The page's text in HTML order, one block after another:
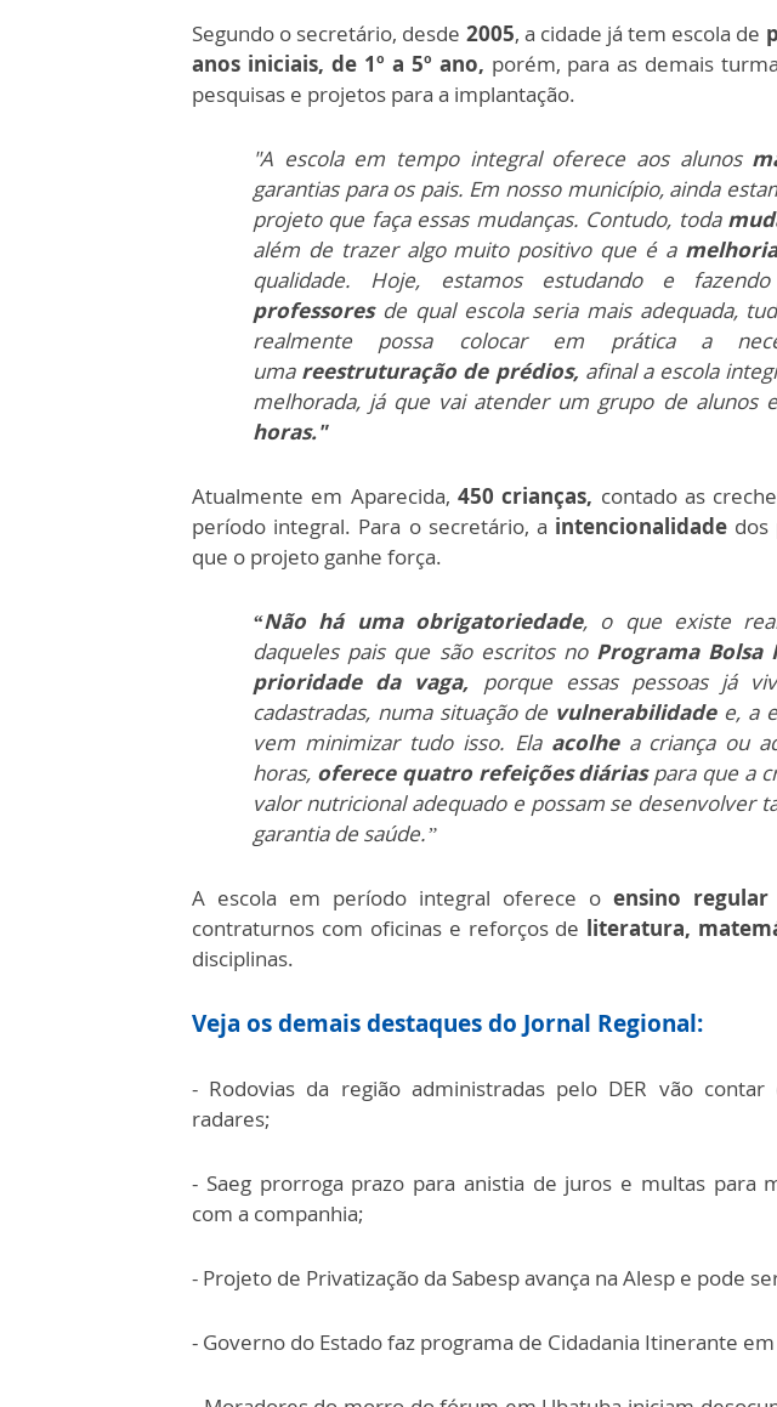
Segundo o secretário, desde 2005, a cidade já tem escola de
anos iniciais, de 1º a 5º ano, porém, para as demais
pesquisas e projetos para a implantação.
"A escola em tempo integral oferece aos alunos
garantias para os pais. Em nosso município, ainda
projeto que faça essas mudanças. Contudo, toda
além de trazer algo muito positivo que é a
qualidade. Hoje, estamos estudando e
professores de qual escola seria mais adequada,
realmente possa colocar em prática a
uma reestruturação de prédios, afinal a escola
melhorada, já que vai atender um grupo de alunos
horas."
Atualmente em Aparecida, 450 crianças, contado as
período integral. Para o secretário, a intencionalidade dos
que o projeto ganhe força.
“Não há uma obrigatoriedade, o que existe
daqueles pais que são escritos no Programa Bolsa
prioridade da vaga, porque essas pessoas já
cadastradas, numa situação de vulnerabilidade e, a
vem minimizar tudo isso. Ela acolhe a criança ou
horas, oferece quatro refeições diáriaspara que a
valor nutricional adequado e possam se desenvolver
garantia de saúde.”
A escola em período integral oferece o ensino regular
contraturnos com oficinas e reforços de literatura,
disciplinas.
Veja os demais destaques do Jornal Regional:
- Rodovias da região administradas pelo DER vão
radares;
- Saeg prorroga prazo para anistia de juros e multas para
com a companhia;
- Projeto de Privatização da Sabesp avança na Alesp e pode
- Governo do Estado faz programa de Cidadania Itinerante